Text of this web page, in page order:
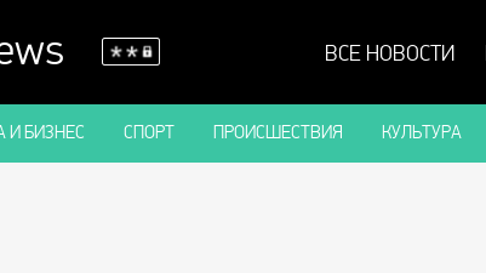
ВСЕ НОВОСТИ
И БИЗНЕС СПОРТ ПРОИСШЕСТВИЯ КУЛЬТУРА